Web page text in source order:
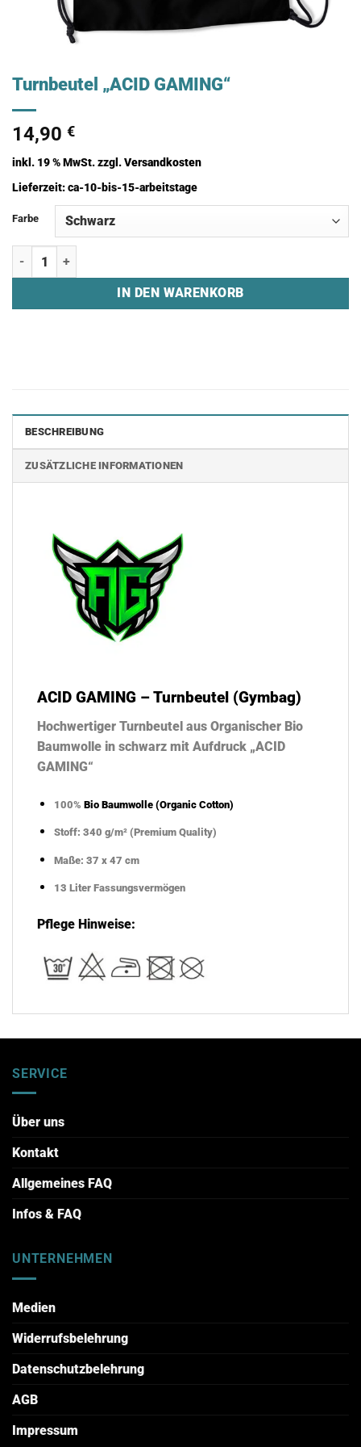
Turnbeutel „ACID GAMING“
14,90 €
inkl. 19 % MwSt.zzgl.Versandkosten
Lieferzeit:ca-10-bis-15-arbeitstage
Farbe
Turnbeutel "ACID GAMING" Menge
IN DEN WARENKORB
BESCHREIBUNG
ZUSÄTZLICHE INFORMATIONEN
ACID GAMING – Turnbeutel (Gymbag)
Hochwertiger Turnbeutel aus Organischer Bio
Baumwolle in schwarz mit Aufdruck „ACID
GAMING“
100% Bio Baumwolle (Organic Cotton)
Stoff: 340 g/m² (Premium Quality)
Maße: 37 x 47 cm
13 Liter Fassungsvermögen
Pflege Hinweise:
SERVICE
Über uns
Kontakt
Allgemeines FAQ
Infos & FAQ
UNTERNEHMEN
Medien
Widerrufsbelehrung
Datenschutzbelehrung
AGB
Impressum